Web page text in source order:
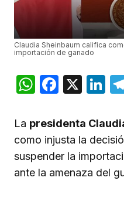
Claudia Sheinbaum califica
importación de ganado
X
La presidenta
como injusta la
suspender la
ante la amenaza del